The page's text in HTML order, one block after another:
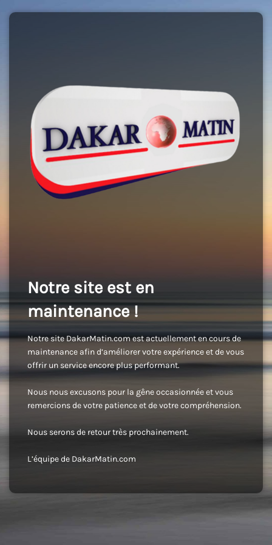
Notre site est en
maintenance !
Notre site DakarMatin.com est actuellement en cours de
maintenance afin d’améliorer votre expérience et de vous
offrir un service encore plus performant.
Nous nous excusons pour la gêne occasionnée et vous
remercions de votre patience et de votre compréhension.
Nous serons de retour très prochainement.
L’équipe de DakarMatin.com